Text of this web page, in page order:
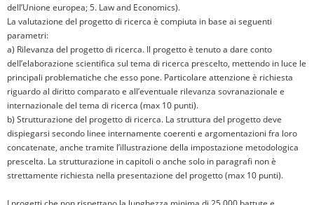
dell’Unione europea; 5. Law and Economics).
La valutazione del progetto di ricerca è compiuta in base ai seguenti
parametri:
a) Rilevanza del progetto di ricerca. Il progetto è tenuto a dare conto
dell’elaborazione scientifica sul tema di ricerca prescelto, mettendo in luce le
principali problematiche che esso pone. Particolare attenzione è richiesta
riguardo al diritto comparato e all’eventuale rilevanza sovranazionale e
internazionale del tema di ricerca (max 10 punti).
b) Strutturazione del progetto di ricerca. La struttura del progetto deve
dispiegarsi secondo linee internamente coerenti e argomentazioni fra loro
concatenate, anche tramite l’illustrazione della impostazione metodologica
prescelta. La strutturazione in capitoli o anche solo in paragrafi non è
strettamente richiesta nella presentazione del progetto (max 10 punti).